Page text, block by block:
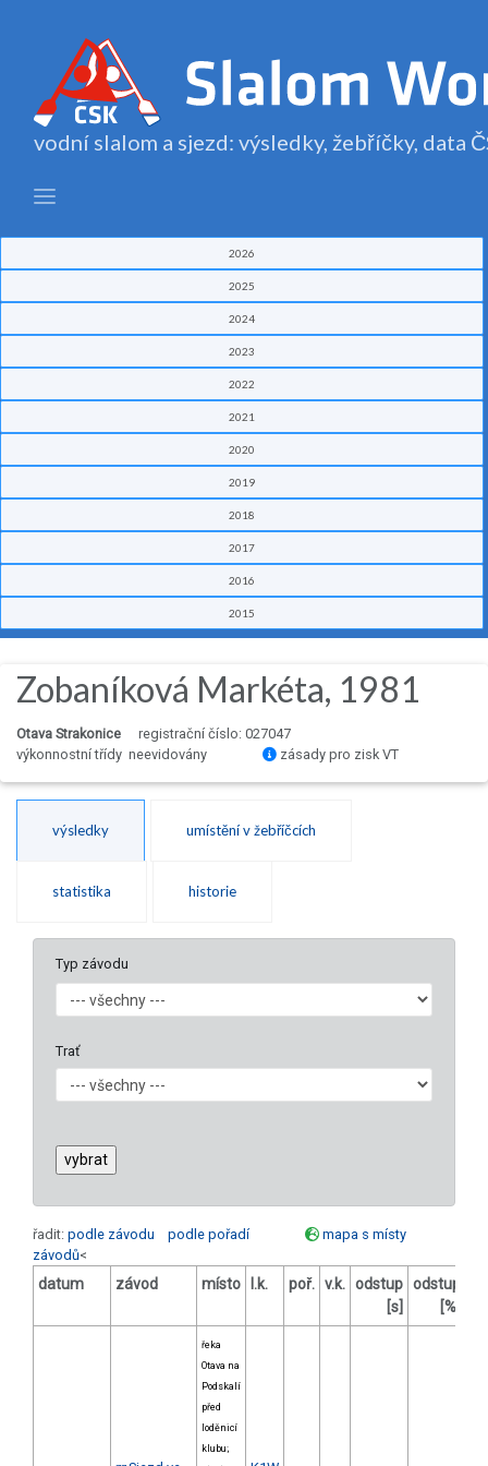
vodní slalom a sjezd: výsledky, žebříčky, data
2026
2025
2024
2023
2022
2021
2020
2019
2018
2017
2016
2015
Zobaníková Markéta, 1981
Otava Strakonice
registrační číslo: 027047
výkonnostní třídy neevidovány
zásady pro zisk VT
výsledky umístění v žebříčcích
statistika historie
Typ závodu
Trať
řadit: podle závodu podle pořadí
mapa s místy
závodů<
datum závod místo l.k. poř. v.k. odstup
[s]
odstup
[%]
řeka
Otava na
Podskalí
před
loděnicí
klubu;